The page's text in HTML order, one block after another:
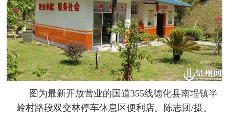
图为最新开放营业的国道355线德化县南埕镇半
岭村路段双交林停车休息区便利店。陈志团/摄。